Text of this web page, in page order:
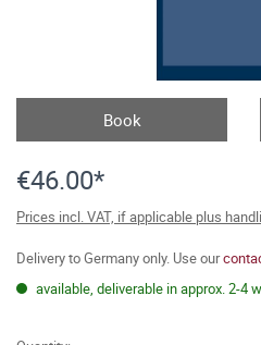
Book
€46.00*
Prices incl. VAT, if applicable plus
Delivery to Germany only. Use our
available, deliverable in approx. 2-4